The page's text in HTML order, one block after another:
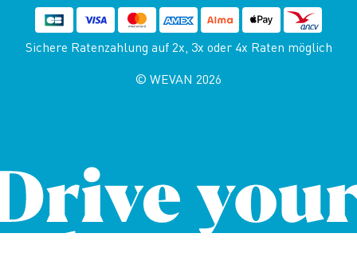
Sichere Ratenzahlung auf 2x, 3x oder 4x Raten möglich
© WEVAN 2026